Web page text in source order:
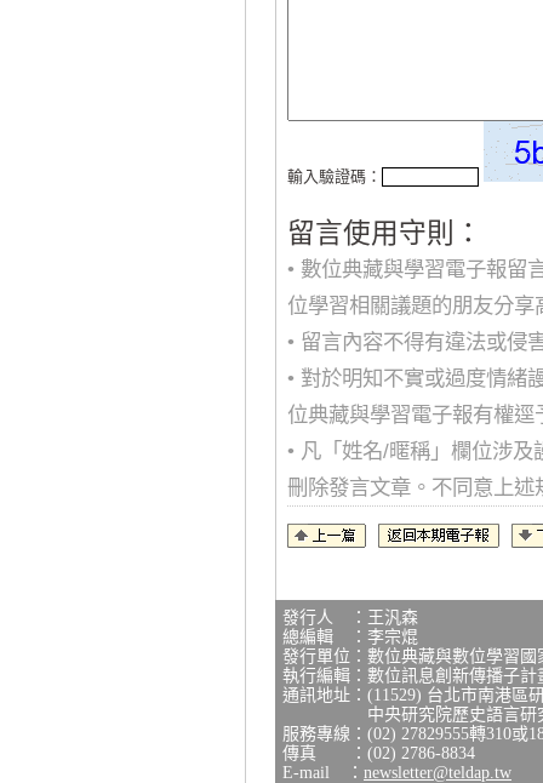
輸入驗證碼：
留言使用守則：
• 數位典藏與學習電子報留
位學習相關議題的朋友分
• 留言內容不得有違法或侵
• 對於明知不實或過度情緒
位典藏與學習電子報有權
• 凡「姓名/暱稱」欄位涉
刪除發言文章。不同意上述
發行人 ：王汎森
總編輯 ：李宗焜
發行單位：數位典藏與數位學習
執行編輯：數位訊息創新傳播子計
通訊地址：(11529) 台北市南港區
中央研究院歷史語言研究
服務專線：(02) 27829555轉310或
傳真 ：(02) 2786-8834
E-mail ： newsletter@teldap.tw